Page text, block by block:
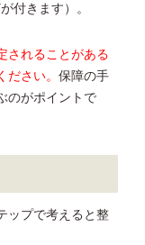
付きます）。
されることがある
さい。 保障の手
のがポイントで
ップで考えると整